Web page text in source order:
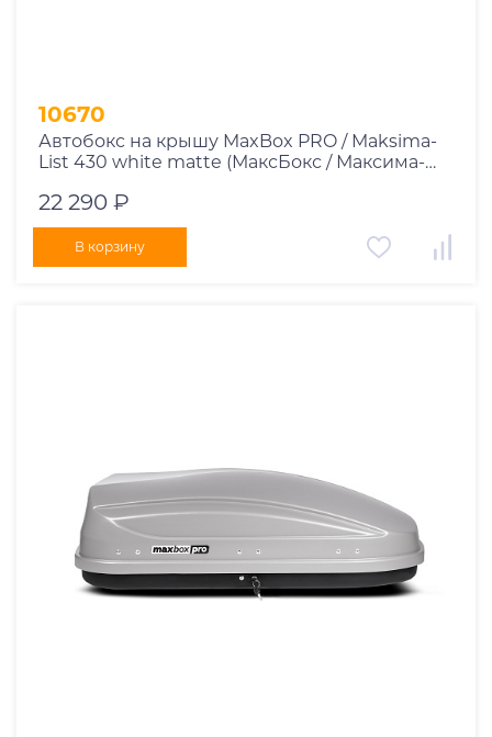
10670
Автобокс на крышу MaxBox PRO / Maksima-
List 430 white matte (МаксБокс / Максима-
22 290 ₽
В корзину